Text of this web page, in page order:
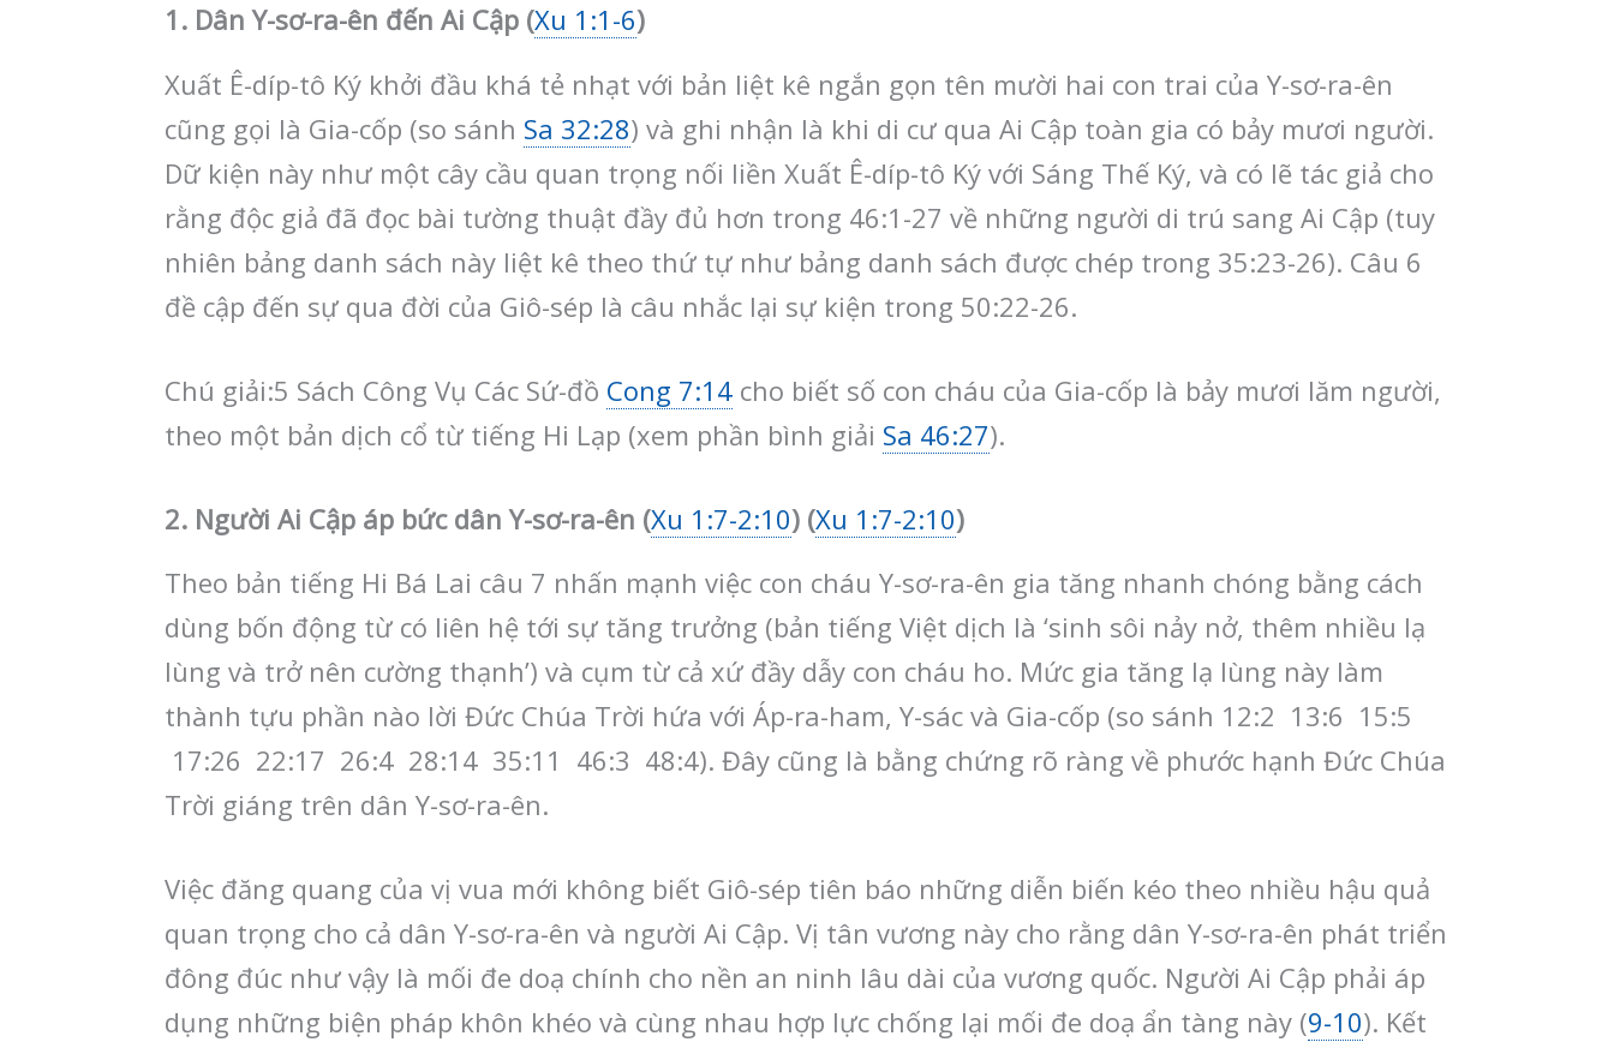
1. Dân Y-sơ-ra-ên đến Ai Cập (Xu 1:1-6)
Xuất Ê-díp-tô Ký khởi đầu khá tẻ nhạt với bản liệt kê ngắn gọn tên mười hai con trai của Y-sơ-ra-ên
cũng gọi là Gia-cốp (so sánh Sa 32:28) và ghi nhận là khi di cư qua Ai Cập toàn gia có bảy mươi người.
Dữ kiện này như một cây cầu quan trọng nối liền Xuất Ê-díp-tô Ký với Sáng Thế Ký, và có lẽ tác giả cho
rằng độc giả đã đọc bài tường thuật đầy đủ hơn trong 46:1-27 về những người di trú sang Ai Cập (tuy
nhiên bảng danh sách này liệt kê theo thứ tự như bảng danh sách được chép trong 35:23-26). Câu 6
đề cập đến sự qua đời của Giô-sép là câu nhắc lại sự kiện trong 50:22-26.
Chú giải:5 Sách Công Vụ Các Sứ-đồ Cong 7:14 cho biết số con cháu của Gia-cốp là bảy mươi lăm người,
theo một bản dịch cổ từ tiếng Hi Lạp (xem phần bình giải Sa 46:27).
2. Người Ai Cập áp bức dân Y-sơ-ra-ên (Xu 1:7-2:10) (Xu 1:7-2:10)
Theo bản tiếng Hi Bá Lai câu 7 nhấn mạnh việc con cháu Y-sơ-ra-ên gia tăng nhanh chóng bằng cách
dùng bốn động từ có liên hệ tới sự tăng trưởng (bản tiếng Việt dịch là ‘sinh sôi nảy nở, thêm nhiều lạ
lùng và trở nên cường thạnh’) và cụm từ cả xứ đầy dẫy con cháu ho. Mức gia tăng lạ lùng này làm
thành tựu phần nào lời Đức Chúa Trời hứa với Áp-ra-ham, Y-sác và Gia-cốp (so sánh 12:2 13:6 15:5
17:26 22:17 26:4 28:14 35:11 46:3 48:4). Đây cũng là bằng chứng rõ ràng về phước hạnh Đức Chúa
Trời giáng trên dân Y-sơ-ra-ên.
Việc đăng quang của vị vua mới không biết Giô-sép tiên báo những diễn biến kéo theo nhiều hậu quả
quan trọng cho cả dân Y-sơ-ra-ên và người Ai Cập. Vị tân vương này cho rằng dân Y-sơ-ra-ên phát triển
đông đúc như vậy là mối đe doạ chính cho nền an ninh lâu dài của vương quốc. Người Ai Cập phải áp
dụng những biện pháp khôn khéo và cùng nhau hợp lực chống lại mối đe doạ ẩn tàng này (9-10). Kết